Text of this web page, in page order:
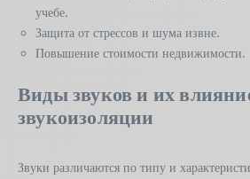
учебе.
Защита от стрессов и шума извне.
Повышение стоимости недвижимости.
Виды звуков и их
звукоизоляции
Звуки различаются по типу и